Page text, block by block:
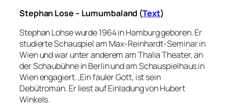
Stephan Lose – Lumumbaland (Text)
Stephan Lohse wurde 1964 in Hamburg geboren. Er
studierte Schauspiel am Max-Reinhardt-Seminar in
Wien und war unter anderem am Thalia Theater, an
der Schaubühne in Berlin und am Schauspielhaus in
Wien engagiert. ‚Ein fauler Gott‚ ist sein
Debütroman. Er liest auf Einladung von Hubert
Winkels.